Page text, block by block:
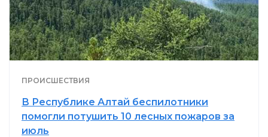
ПРОИСШЕСТВИЯ
В Республике Алтай беспилотники
помогли потушить 10 лесных пожаров за
июль